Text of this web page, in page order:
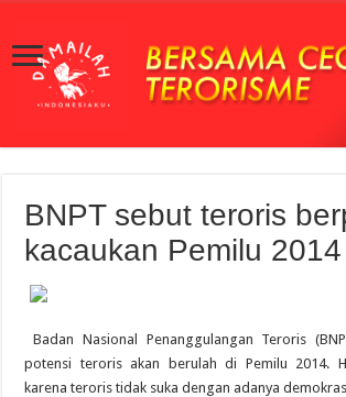
BNPT sebut teroris
kacaukan Pemilu 2014
Badan Nasional Penanggulangan Teroris
potensi teroris akan berulah di Pemilu 2014.
karena teroris tidak suka dengan adanya